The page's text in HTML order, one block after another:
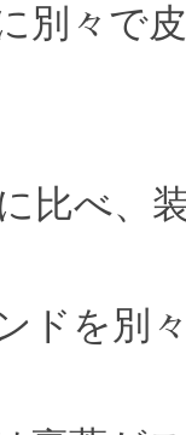
別々で
、装
別々